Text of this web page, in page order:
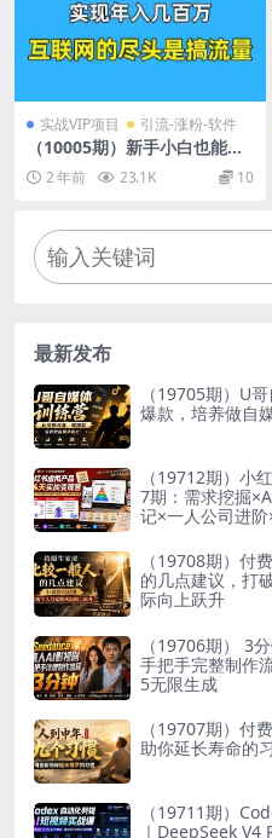
实战VIP项目 引流-涨粉-软件
（10005期）新手小白也能日
引350+创业粉精准流量！实现
年入百万私域变现攻略
2 年前 23.1K 10
最新发布
（19705期）U
爆款，培养做自
（19712期）小
7期：需求挖掘
记×一人公司进
（19708期）付
的几点建议，打
际向上跃升
（19706期） 3
手把手完整制作
5无限生成
（19707期）付
助你延长寿命的
（19711期）
｜DeepSeek